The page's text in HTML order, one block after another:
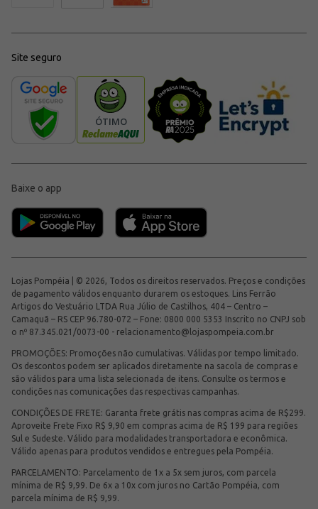
Site seguro
Baixe o app
Lojas Pompéia | © 2026, Todos os direitos reservados. Preços e condições
de pagamento válidos enquanto durarem os estoques. Lins Ferrão
Artigos do Vestuário LTDA Rua Júlio de Castilhos, 404 – Centro –
Camaquã – RS CEP 96.780-072 – Fone: 0800 000 5353 Inscrito no CNPJ sob
o nº 87.345.021/0073-00 - relacionamento@lojaspompeia.com.br
PROMOÇÕES: Promoções não cumulativas. Válidas por tempo limitado.
Os descontos podem ser aplicados diretamente na sacola de compras e
são válidos para uma lista selecionada de itens. Consulte os termos e
condições nas comunicações das respectivas campanhas.
CONDIÇÕES DE FRETE: Garanta frete grátis nas compras acima de R$299.
Aproveite Frete Fixo R$ 9,90 em compras acima de R$ 199 para regiões
Sul e Sudeste. Válido para modalidades transportadora e econômica.
Válido apenas para produtos vendidos e entregues pela Pompéia.
PARCELAMENTO: Parcelamento de 1x a 5x sem juros, com parcela
mínima de R$ 9,99. De 6x a 10x com juros no Cartão Pompéia, com
parcela mínima de R$ 9,99.